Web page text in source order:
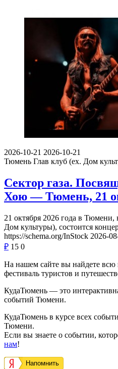
2026-10-21 2026-10-21
Тюмень Глав клуб (ex. Дом
Сектор газа.
Хою — Тюмень, 21
21 октября 2026 года в
Дом культуры), состоится
https://schema.org/InStock 2026-
₽ 15 0
На нашем сайте вы найдете
фестиваль туристов и
КудаТюмень — это
событий Тюмени.
КудаТюмень в курсе всех
Тюмени.
Если вы знаете о событии,
нам!
Напомнить